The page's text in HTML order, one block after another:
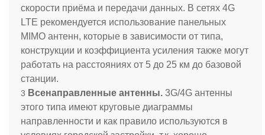
скорости приёма и передачи данных. В сетях 4G
LTE рекомендуется использование панельных
MIMO антенн, которые в зависимости от типа,
конструкции и коэффициента усиления также могут
работать на расстояниях от 5 до 25 км до базовой
станции.
Всенаправленные антенны. 3G/4G антенны
этого типа имеют круговые диаграммы
направленности и как правило используются в